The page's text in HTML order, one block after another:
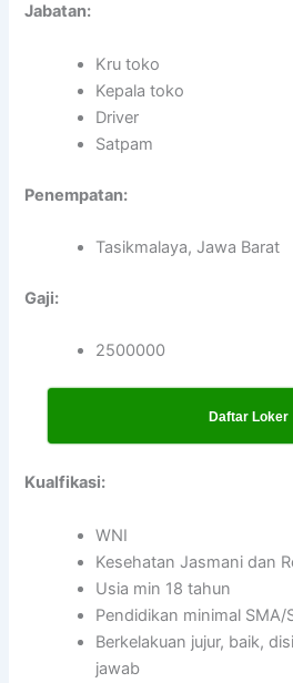
Jabatan:
Kru toko
Kepala toko
Driver
Satpam
Penempatan:
Tasikmalaya, Jawa Barat
Gaji:
2500000
Daftar Loker
Kualfikasi:
WNI
Kesehatan Jasmani dan
Usia min 18 tahun
Pendidikan minimal SMA/
Berkelakuan jujur, baik,
jawab